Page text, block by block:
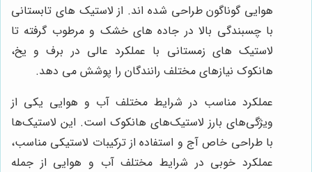
هوایی گوناگون طراحی شده اند. از لاستیک های تابستانی
با چسبندگی بالا در جاده های خشک و مرطوب گرفته تا
لاستیک های زمستانی با عملکرد عالی در برف و یخ،
هانکوک نیازهای مختلف رانندگان را پوشش می دهد.
عملکرد مناسب در شرایط مختلف آب و هوایی یکی از
ویژگی‌های بارز لاستیک‌های هانکوک است. این لاستیک‌ها
با طراحی خاص آج و استفاده از ترکیبات لاستیکی مناسب،
عملکرد خوبی در شرایط مختلف آب و هوایی از جمله